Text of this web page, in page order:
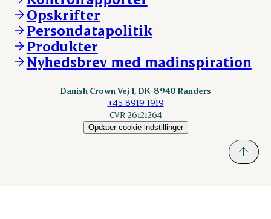
Kontakt
DAT-Schaub.com
ESS-FOOD.com
Fonden Dansk Gastronomi
KLS.se
nordicspoor.com
Scanhide.dk
Opskrifter
Persondatapolitik
Produkter
Nyhedsbrev med madinspiration
Danish Crown Vej 1, DK-8940 Randers
+45 8919 1919
CVR 26121264
Opdater cookie-indstillinger